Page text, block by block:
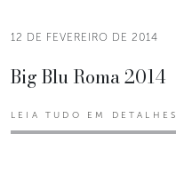
12 DE FEVEREIRO DE 2014
Big Blu Roma 2014
LEIA TUDO EM DETALHES